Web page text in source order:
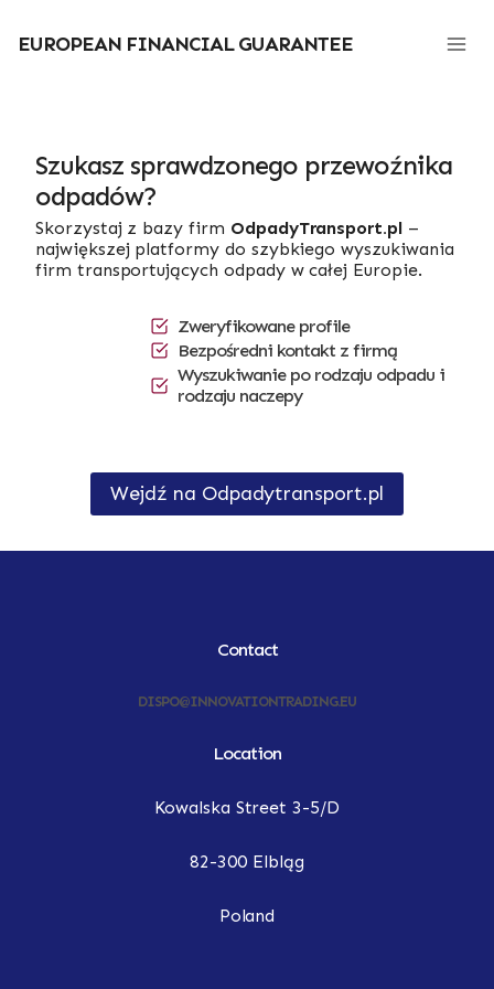
treści
EUROPEAN FINANCIAL GUARANTEE
Szukasz sprawdzonego przewoźnika
odpadów?
Skorzystaj z bazy firm OdpadyTransport.pl–
największej platformy do szybkiego wyszukiwania
firm transportujących odpady w całej Europie.
Zweryfikowane profile
Bezpośredni kontakt z firmą
Wyszukiwanie po rodzaju odpadu i
rodzaju naczepy
Wejdź na Odpadytransport.pl
Contact
DISPO@INNOVATIONTRADING.EU
Location
Kowalska Street 3-5/D
82-300 Elbląg
Poland